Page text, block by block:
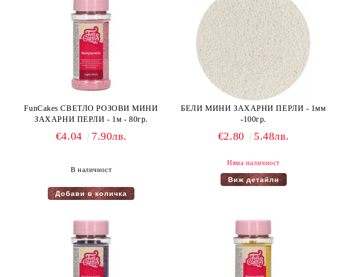
FunCakes СВЕТЛО РОЗОВИ МИНИ
ЗАХАРНИ ПЕРЛИ - 1м - 80гр.
€4.04 7.90лв.
В наличност
БЕЛИ МИНИ ЗАХАРНИ ПЕРЛИ - 1мм
-100гр.
€2.80 5.48лв.
Няма наличност
Виж детайли